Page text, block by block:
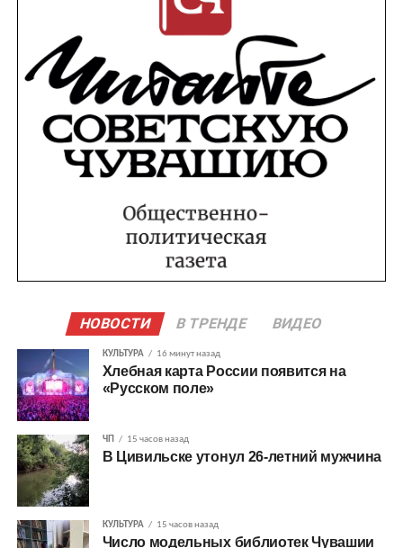
НОВОСТИ В ТРЕНДЕ ВИДЕО
КУЛЬТУРА 16 минут назад
Хлебная карта России появится на
«Русском поле»
ЧП 15 часов назад
В Цивильске утонул 26-летний мужчина
КУЛЬТУРА 15 часов назад
Число модельных библиотек Чувашии